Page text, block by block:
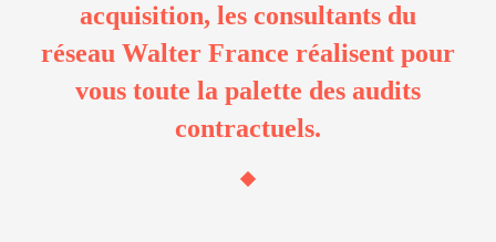
acquisition, les consultants du
réseau Walter France réalisent pour
vous toute la palette des audits
contractuels.